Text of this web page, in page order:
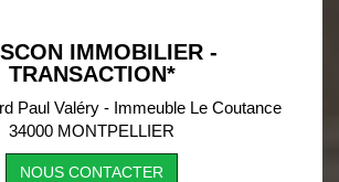
IMMOBILIER -
TRANSACTION*
Paul Valéry - Immeuble Le Coutance
34000 MONTPELLIER
NOUS CONTACTER